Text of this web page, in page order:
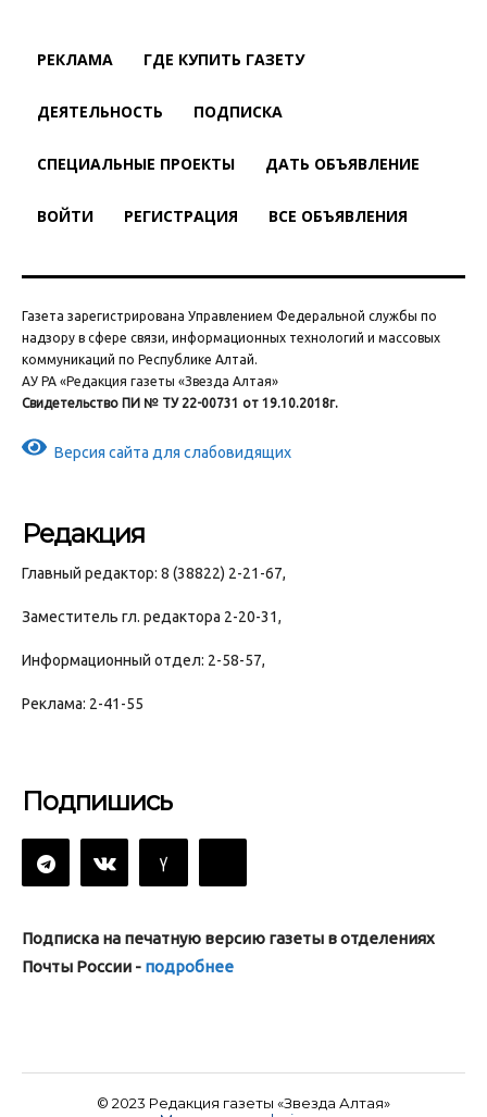
РЕКЛАМА ГДЕ КУПИТЬ ГАЗЕТУ
ДЕЯТЕЛЬНОСТЬ ПОДПИСКА
СПЕЦИАЛЬНЫЕ ПРОЕКТЫ ДАТЬ ОБЪЯВЛЕНИЕ
ВОЙТИ РЕГИСТРАЦИЯ ВСЕ ОБЪЯВЛЕНИЯ
Газета зарегистрирована Управлением Федеральной службы по
надзору в сфере связи, информационных технологий и массовых
коммуникаций по Республике Алтай.
АУ РА «Редакция газеты «Звезда Алтая»
Свидетельство ПИ № ТУ 22-00731 от 19.10.2018г.
Версия сайта для слабовидящих
Редакция
Главный редактор: 8 (38822) 2-21-67,
Заместитель гл. редактора 2-20-31,
Информационный отдел: 2-58-57,
Реклама: 2-41-55
Подпишись
Подписка на печатную версию газеты в отделениях
Почты России - подробнее
© 2023 Редакция газеты «Звезда Алтая»